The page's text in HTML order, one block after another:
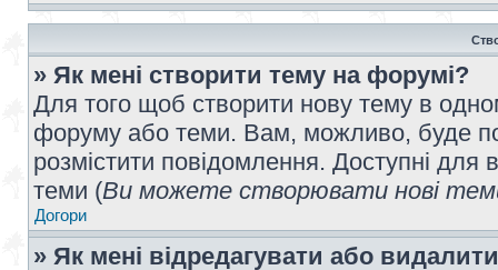
» Як мені створити тему на форумі?
Для того щоб створити нову тему в
форуму або теми. Вам, можливо, буде
розмістити повідомлення. Доступні для
теми (Ви можете створювати нові
Догори
» Як мені відредагувати або